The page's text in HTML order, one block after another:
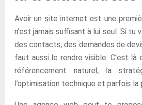
Avoir un site internet est une
n’est jamais suffisant à lui seul. Si tu
des contacts, des demandes de
faut aussi le rendre visible. C’est là
référencement naturel, la
l’optimisation technique et parfois la